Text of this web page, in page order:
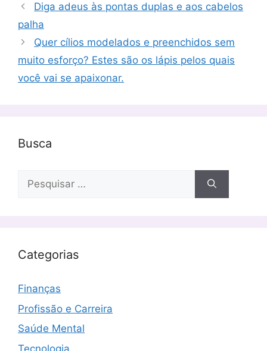
Diga adeus às pontas duplas e aos cabelos
palha
Quer cílios modelados e preenchidos sem
muito esforço? Estes são os lápis pelos quais
você vai se apaixonar.
Busca
Pesquisar
Categorias
Finanças
Profissão e Carreira
Saúde Mental
Tecnologia